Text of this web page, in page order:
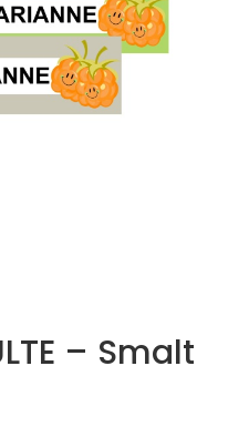
– Smalt